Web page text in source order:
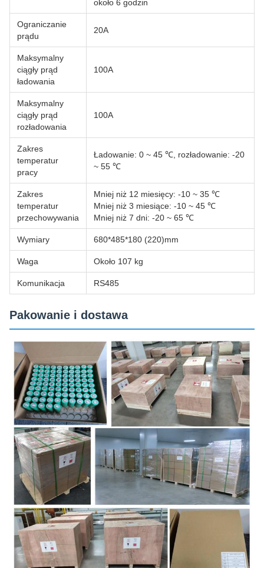
około 6 godzin
Ograniczanie
prądu
20A
Maksymalny
ciągły prąd
ładowania
100A
Maksymalny
ciągły prąd
rozładowania
100A
Zakres
temperatur
pracy
Ładowanie: 0 ~ 45 ℃, rozładowanie: -20
~ 55 ℃
Zakres
temperatur
przechowywania
Mniej niż 12 miesięcy: -10 ~ 35 ℃
Mniej niż 3 miesiące: -10 ~ 45 ℃
Mniej niż 7 dni: -20 ~ 65 ℃
Wymiary 680*485*180 (220)mm
Waga Około 107 kg
Komunikacja RS485
Pakowanie i dostawa